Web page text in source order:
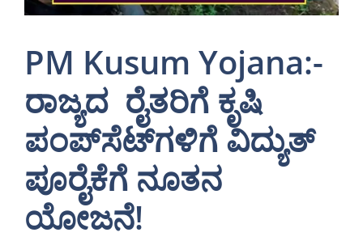
PM Kusum Yojana:-
ರಾಜ್ಯದ ರೈತರಿಗೆ ಕೃಷಿ
ಪಂಪ್‌ಸೆಟ್‌ಗಳಿಗೆ ವಿದ್ಯುತ್
ಪೂರೈಕೆಗೆ ನೂತನ
ಯೋಜನೆ!